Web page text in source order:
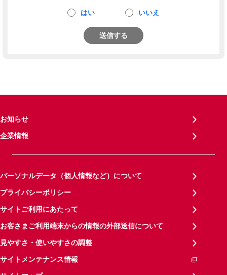
はい いいえ
送信する
お知らせ
企業情報
パーソナルデータ（個人情報など）について
プライバシーポリシー
サイトご利用にあたって
お客さまご利用端末からの情報の外部送信について
見やすさ・使いやすさの調整
サイトメンテナンス情報